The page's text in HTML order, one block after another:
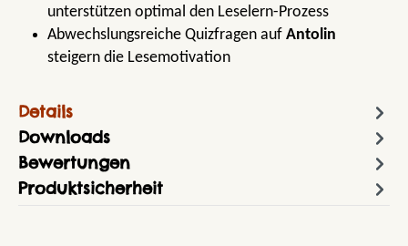
unterstützen optimal den Leselern-Prozess
Abwechslungsreiche Quizfragen auf Antolin
steigern die Lesemotivation
Details
Downloads
Bewertungen
Produktsicherheit